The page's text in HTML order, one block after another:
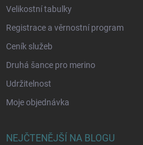
Velikostní tabulky
Registrace a věrnostní program
Ceník služeb
Druhá šance pro merino
Udržitelnost
Moje objednávka
NEJČTENĚJŠÍ NA BLOGU